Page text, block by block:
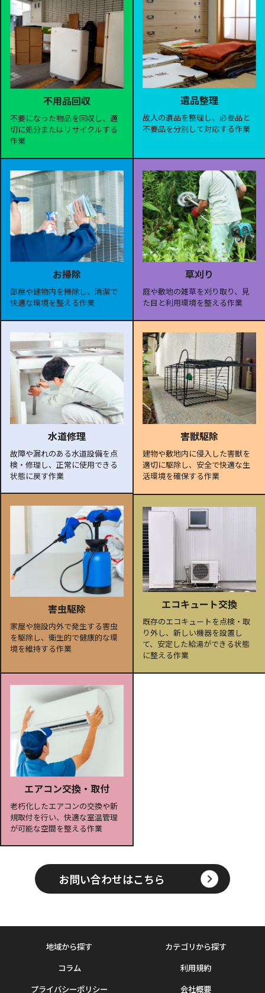
不用品回収
不要になった物品を回収し、適
切に処分またはリサイクルする
作業
遺品整理
故人の遺品を整理し、必要品と
不要品を分別して対応する作業
お掃除
部屋や建物内を掃除し、清潔で
快適な環境を整える作業
草刈り
庭や敷地の雑草を刈り取り、見
た目と利用環境を整える作業
水道修理
故障や漏れのある水道設備を点
検・修理し、正常に使用できる
状態に戻す作業
害獣駆除
建物や敷地内に侵入した害獣を
適切に駆除し、安全で快適な生
活環境を確保する作業
害虫駆除
家屋や施設内外で発生する害虫
を駆除し、衛生的で健康的な環
境を維持する作業
エコキュート交換
既存のエコキュートを点検・取
り外し、新しい機器を設置し
て、安定した給湯ができる状態
に整える作業
エアコン交換・取付
老朽化したエアコンの交換や新
規取付を行い、快適な室温管理
が可能な空間を整える作業
お問い合わせはこちら
地域から探す
カテゴリから探す
コラム
利用規約
プライバシーポリシー
会社概要